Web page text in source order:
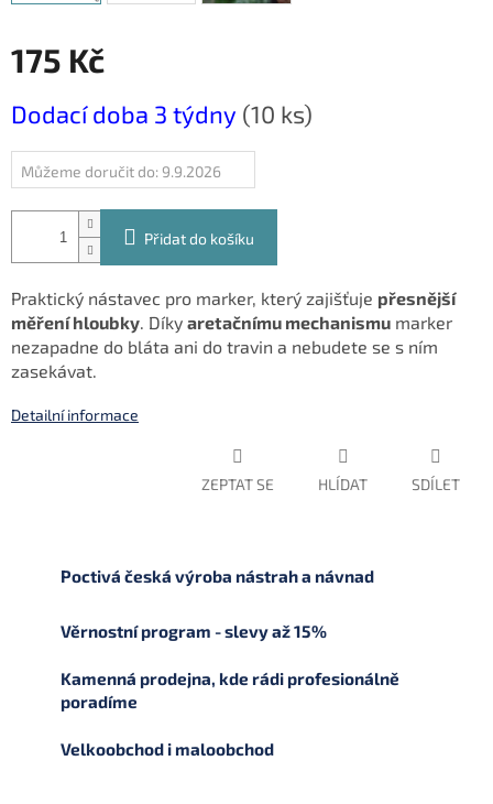
175 Kč
cena:
Dodací doba 3 týdny (10 ks)
Můžeme doručit do: 9.9.2026
Přidat do košíku
Praktický nástavec pro marker, který zajišťuje přesnější
měření hloubky. Díky aretačnímu mechanismu marker
nezapadne do bláta ani do travin a nebudete se s ním
zasekávat.
Detailní informace
ZEPTAT SE HLÍDAT SDÍLET
Poctivá česká výroba nástrah a návnad
Věrnostní program - slevy až 15%
Kamenná prodejna, kde rádi profesionálně
poradíme
Velkoobchod i maloobchod